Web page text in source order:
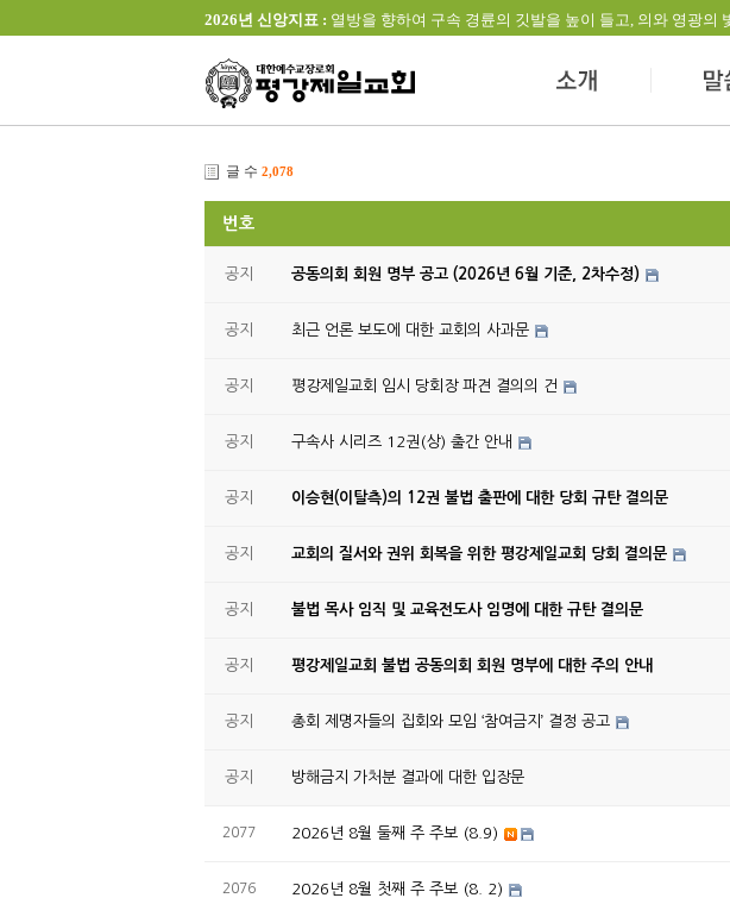
2026년 신앙지표 : 열방을 향하여 구속 경륜의 깃발을 높이 들고, 의와 영광의
글 수 2,078
번호
공지 공동의회 회원 명부 공고 (2026년 6월 기준, 2차수정)
공지 최근 언론 보도에 대한 교회의 사과문
공지 평강제일교회 임시 당회장 파견 결의의 건
공지 구속사 시리즈 12권(상) 출간 안내
공지 이승현(이탈측)의 12권 불법 출판에 대한 당회 규탄 결의문
공지 교회의 질서와 권위 회복을 위한 평강제일교회 당회 결의문
공지 불법 목사 임직 및 교육전도사 임명에 대한 규탄 결의문
공지 평강제일교회 불법 공동의회 회원 명부에 대한 주의 안내
공지 총회 제명자들의 집회와 모임 ‘참여금지’ 결정 공고
공지 방해금지 가처분 결과에 대한 입장문
2077 2026년 8월 둘째 주 주보 (8.9)
2076 2026년 8월 첫째 주 주보 (8. 2)